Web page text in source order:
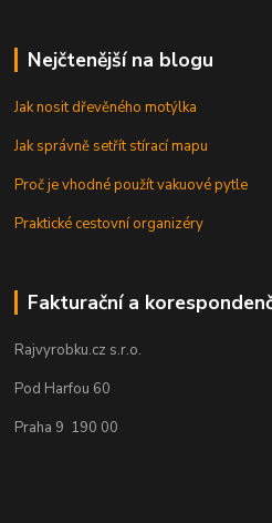
Nejčtenější na blogu
Jak nosit dřevěného motýlka
Jak správně setřít stírací mapu
Proč je vhodné použít vakuové pytle
Praktické cestovní organizéry
Fakturační a
Rajvyrobku.cz s.r.o.
Pod Harfou 60
Praha 9 190 00